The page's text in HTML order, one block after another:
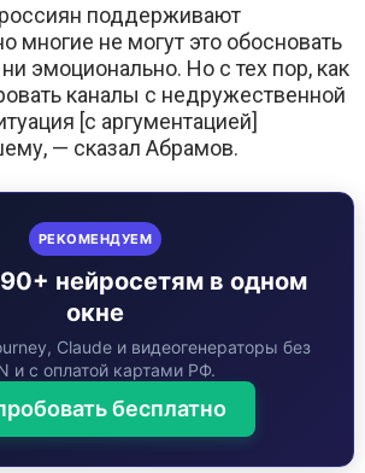
поддерживают
многие не могут это обосновать
эмоционально. Но с тех пор, как
каналы с недружественной
[с аргументацией]
— сказал Абрамов.
РЕКОМЕНДУЕМ
нейросетям в одном
окне
Claude и видеогенераторы без
и с оплатой картами РФ.
бесплатно